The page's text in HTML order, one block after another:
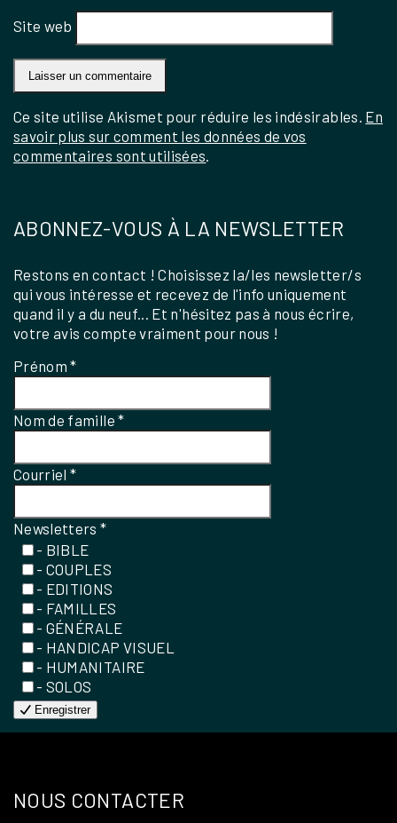
Site web
Ce site utilise Akismet pour réduire les indésirables. En
savoir plus sur comment les données de vos
commentaires sont utilisées
ABONNEZ-VOUS À LA NEWSLETTER
Restons en contact ! Choisissez la/les newsletter/s
qui vous intéresse et recevez de l'info uniquement
quand il y a du neuf... Et n'hésitez pas à nous écrire,
votre avis compte vraiment pour nous !
Prénom*
Nom de famille*
Courriel*
Newsletters*
- BIBLE
- COUPLES
- EDITIONS
- FAMILLES
- GÉNÉRALE
- HANDICAP VISUEL
- HUMANITAIRE
- SOLOS
Enregistrer
NOUS CONTACTER